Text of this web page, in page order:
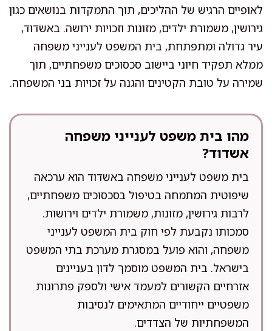
לאופיים הרגיש של ההליכים, תוך התמקדות בנושאים כגון
גירושין, משמורת ילדים, מזונות וזכויות ירושה. באשדוד,
עיר גדולה ומתפתחת, בית המשפט לענייני משפחה
ממלא תפקיד חיוני ביישוב סכסוכים משפחתיים, תוך
שמירה על טובת הקטינים והגנה על זכויות בני המשפחה.
מהו בית משפט לענייני משפחה
אשדוד?
בית משפט לענייני משפחה באשדוד הוא ערכאה
שיפוטית המתמחה בטיפול בסכסוכים משפחתיים,
לרבות גירושין, מזונות, משמורת ילדים וירושות.
סמכותו נקבעת לפי חוק בית המשפט לענייני
משפחה, והוא פועל במסגרת מערכת בתי המשפט
בישראל. בית המשפט מוסמך לדון בעניינים
אזרחיים הקשורים למעמד אישי ולספק פתרונות
משפטיים ייחודיים המתאימים לנסיבות
המשפחתיות של הצדדים.